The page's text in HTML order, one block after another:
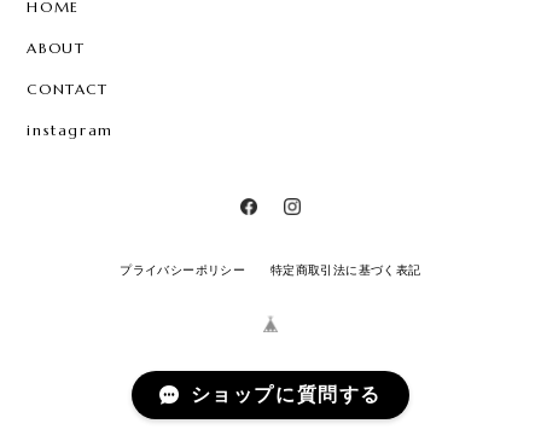
HOME
ABOUT
CONTACT
instagram
プライバシーポリシー 特定商取引法に基づく表記
ショップに質問する